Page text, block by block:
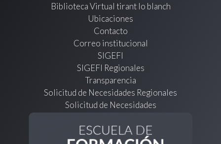
Biblioteca Virtual tirant lo blanch
Ubicaciones
Contacto
Correo institucional
SIGEFI
SIGEFI Regionales
Transparencia
Solicitud de Necesidades Regionales
Solicitud de Necesidades